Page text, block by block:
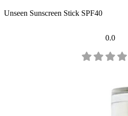
Unseen Sunscreen Stick SPF40
0.0